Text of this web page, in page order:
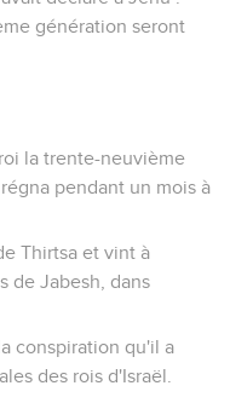
et il fut enterré à
David. Son fils Achaz
le moment.
fils de Remalia,
devint roi.
et il régna 16 ans à